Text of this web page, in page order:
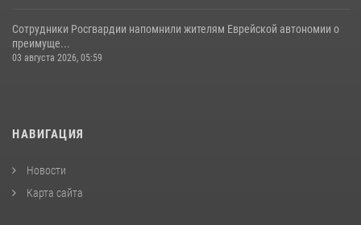
Сотрудники Росгвардии напомнили жителям Еврейской автономии о
преимуще...
03 августа 2026, 05:59
НАВИГАЦИЯ
Новости
Карта сайта